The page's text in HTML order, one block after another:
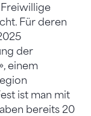
Für deren
der
einem
ist man mit
bereits 20